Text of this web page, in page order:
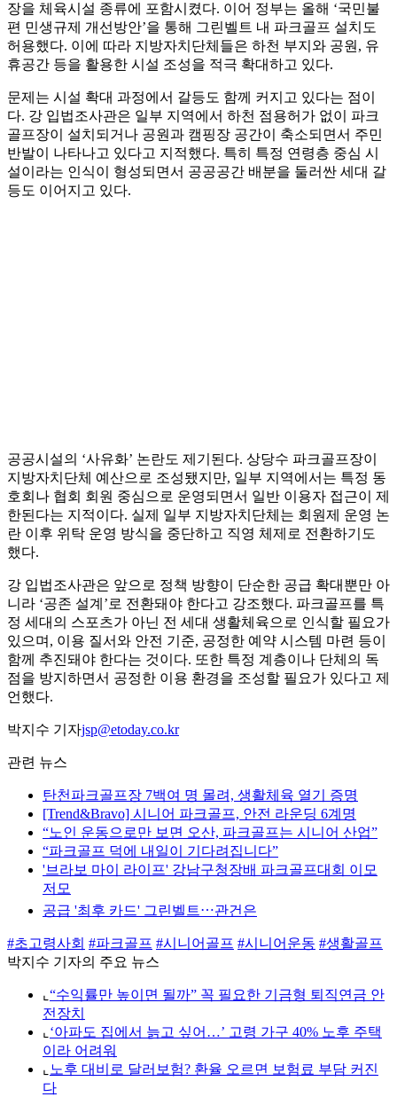
장을 체육시설 종류에 포함시켰다. 이어 정부는 올해 ‘국민불
편 민생규제 개선방안’을 통해 그린벨트 내 파크골프 설치도
허용했다. 이에 따라 지방자치단체들은 하천 부지와 공원, 유
휴공간 등을 활용한 시설 조성을 적극 확대하고 있다.
문제는 시설 확대 과정에서 갈등도 함께 커지고 있다는 점이
다. 강 입법조사관은 일부 지역에서 하천 점용허가 없이 파크
골프장이 설치되거나 공원과 캠핑장 공간이 축소되면서 주민
반발이 나타나고 있다고 지적했다. 특히 특정 연령층 중심 시
설이라는 인식이 형성되면서 공공공간 배분을 둘러싼 세대 갈
등도 이어지고 있다.
공공시설의 ‘사유화’ 논란도 제기된다. 상당수 파크골프장이
지방자치단체 예산으로 조성됐지만, 일부 지역에서는 특정 동
호회나 협회 회원 중심으로 운영되면서 일반 이용자 접근이 제
한된다는 지적이다. 실제 일부 지방자치단체는 회원제 운영 논
란 이후 위탁 운영 방식을 중단하고 직영 체제로 전환하기도
했다.
강 입법조사관은 앞으로 정책 방향이 단순한 공급 확대뿐만 아
니라 ‘공존 설계’로 전환돼야 한다고 강조했다. 파크골프를 특
정 세대의 스포츠가 아닌 전 세대 생활체육으로 인식할 필요가
있으며, 이용 질서와 안전 기준, 공정한 예약 시스템 마련 등이
함께 추진돼야 한다는 것이다. 또한 특정 계층이나 단체의 독
점을 방지하면서 공정한 이용 환경을 조성할 필요가 있다고 제
언했다.
박지수 기자jsp@etoday.co.kr
관련 뉴스
탄천파크골프장 7백여 명 몰려, 생활체육 열기 증명
[Trend&Bravo] 시니어 파크골프, 안전 라운딩 6계명
“노인 운동으로만 보면 오산, 파크골프는 시니어 산업”
“파크골프 덕에 내일이 기다려집니다”
'브라보 마이 라이프' 강남구청장배 파크골프대회 이모
저모
공급 '최후 카드' 그린벨트⋯관건은
#초고령사회 #파크골프 #시니어골프 #시니어운동 #생활골프
박지수 기자의 주요 뉴스
⌞ “수익률만 높이면 될까” 꼭 필요한 기금형 퇴직연금 안
전장치
⌞ ‘아파도 집에서 늙고 싶어…’ 고령 가구 40% 노후 주택
이라 어려워
⌞ 노후 대비로 달러보험? 환율 오르면 보험료 부담 커진
다